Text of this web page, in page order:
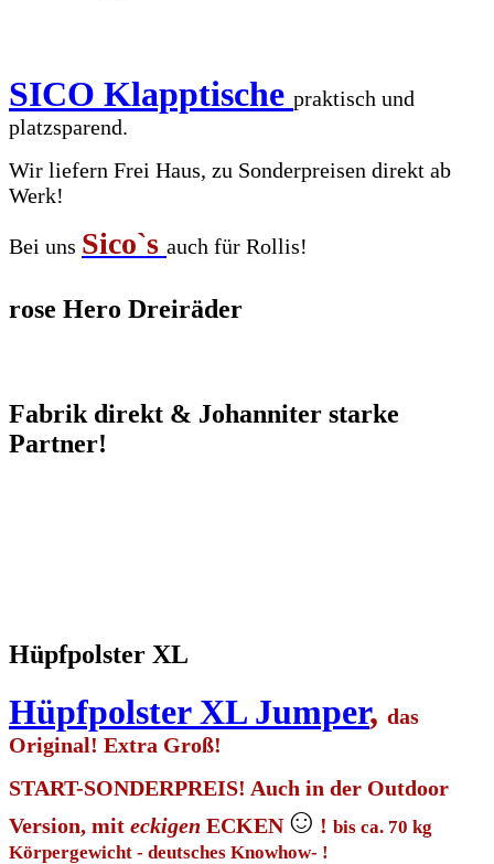
SICO Klapptische praktisch und
platzsparend.
Wir liefern Frei Haus, zu Sonderpreisen direkt ab
Werk!
Bei uns Sico`s auch für Rollis!
rose Hero Dreiräder
Fabrik direkt & Johanniter starke
Partner!
Hüpfpolster XL
Hüpfpolster XL Jumper, das
Original! Extra Groß!
START-SONDERPREIS! Auch in der Outdoor
Version, mit eckigen ECKEN☺ ! bis ca. 70 kg
Körpergewicht - deutsches Knowhow- !